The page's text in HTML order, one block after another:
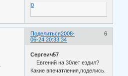
0
Поделиться 6
2008-
06-24 20:33:34
Сергеич57
Евгений на 30лет ездил?
Какие впечатления,поделись.